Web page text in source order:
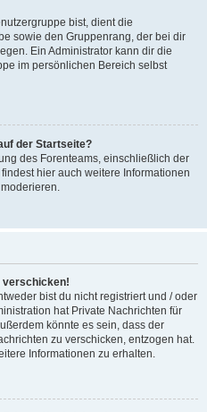
bist, dient die
sowie den Gruppenrang, der bei dir
Ein Administrator kann dir die
im persönlichen Bereich selbst
der Startseite?
des Forenteams, einschließlich der
hier auch weitere Informationen
verschicken!
bist du nicht registriert und / oder
hat Private Nachrichten für
könnte es sein, dass der
zu verschicken, entzogen hat.
Informationen zu erhalten.